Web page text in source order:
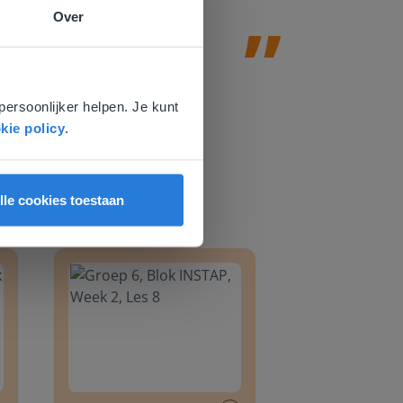
Over
helpen. Je kunt
policy.
cookies toestaan
Groep 6, Blok INSTAP, Week 2, Les 8